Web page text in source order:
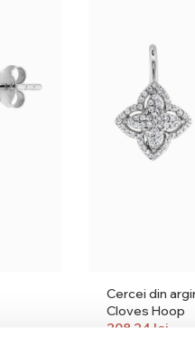
Cercei din
Cloves Hoop
208,24 lei